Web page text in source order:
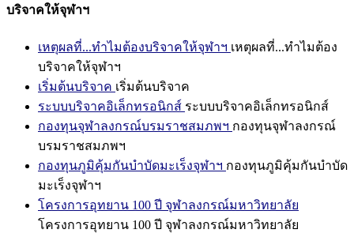
บริจาคให้จุฬาฯ
เหตุผลที่...ทำไมต้องบริจาคให้จุฬาฯ เหตุผลที่...ทำไมต้อง
บริจาคให้จุฬาฯ
เริ่มต้นบริจาค เริ่มต้นบริจาค
ระบบบริจาคอิเล็กทรอนิกส์ ระบบบริจาคอิเล็กทรอนิกส์
กองทุนจุฬาลงกรณ์บรมราชสมภพฯ กองทุนจุฬาลงกรณ์
บรมราชสมภพฯ
กองทุนภูมิคุ้มกันบำบัดมะเร็งจุฬาฯ กองทุนภูมิคุ้มกันบำบัด
มะเร็งจุฬาฯ
โครงการอุทยาน 100 ปี จุฬาลงกรณ์มหาวิทยาลัย
โครงการอุทยาน 100 ปี จุฬาลงกรณ์มหาวิทยาลัย